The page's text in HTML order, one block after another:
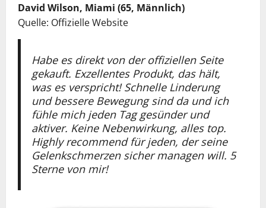
David Wilson, Miami (65, Männlich)
Quelle: Offizielle Website
Habe es direkt von der offiziellen Seite
gekauft. Exzellentes Produkt, das hält,
was es verspricht! Schnelle Linderung
und bessere Bewegung sind da und ich
fühle mich jeden Tag gesünder und
aktiver. Keine Nebenwirkung, alles top.
Highly recommend für jeden, der seine
Gelenkschmerzen sicher managen will. 5
Sterne von mir!